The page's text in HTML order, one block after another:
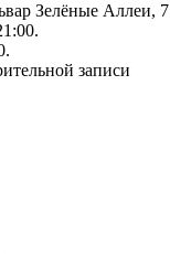
Зелёные Аллеи, 7
записи